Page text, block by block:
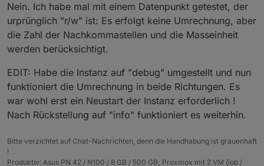
Nein. Ich habe mal mit einem Datenpunkt getestet, der
urprünglich "r/w" ist: Es erfolgt keine Umrechnung, aber
die Zahl der Nachkommastellen und die Masseinheit
werden berücksichtigt.
EDIT: Habe die Instanz auf "debug" umgestellt und nun
funktioniert die Umrechnung in beide Richtungen. Es
war wohl erst ein Neustart der Instanz erforderlich !
Nach Rückstellung auf "info" funktioniert es weiterhin.
Bitte verzichtet auf Chat-Nachrichten, denn die Handhabung ist grauenhaft
!
Produktiv: Asus PN 42 / N100 / 8 GB / 500 GB; Proxmox mit 2 VM (iob /